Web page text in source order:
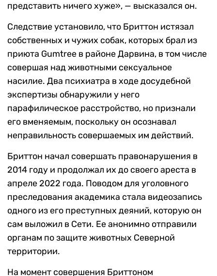
представить ничего хуже», — высказался он.
Следствие установило, что Бриттон истязал
собственных и чужих собак, которых брал из
приюта Gumtree в районе Дарвина, в том числе
совершая над животными сексуальное
насилие. Два психиатра в ходе досудебной
экспертизы обнаружили у него
парафилическое расстройство, но признали
его вменяемым, поскольку он осознавал
неправильность совершаемых им действий.
Бриттон начал совершать правонарушения в
2014 году и продолжал их до своего ареста в
апреле 2022 года. Поводом для уголовного
преследования академика стала видеозапись
одного из его преступных деяний, которую он
сам выложил в Сети. Ее анонимно отправили
органам по защите животных Северной
территории.
На момент совершения Бриттоном